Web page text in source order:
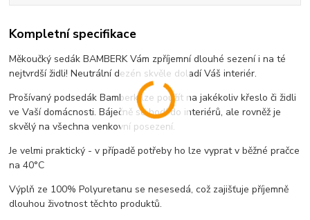
Kompletní specifikace
Měkoučký sedák BAMBERK Vám zpříjemní dlouhé sezení i na té
nejtvrdší židli! Neutrální dezén skvěle doladí Váš interiér.
Prošívaný podsedák Bamberk lze použít na jakékoliv křeslo či židli
ve Vaší domácnosti. Báječně se hodí do interiérů, ale rovněž je
skvělý na všechna venkovní posezení.
Je velmi praktický - v případě potřeby ho lze vyprat v běžné pračce
na 40°C
Výplň ze 100% Polyuretanu se nesesedá, což zajišťuje příjemně
dlouhou životnost těchto produktů.